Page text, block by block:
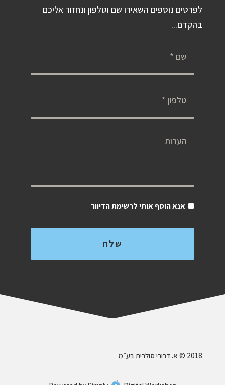
לפרטים נוספים השאירו שם וטלפון ונחזור אליכם
בהקדם...
אנא הוסף אותי לרשימת הדיוור
‎ © 2018א. דרורי סולרית בע״מ